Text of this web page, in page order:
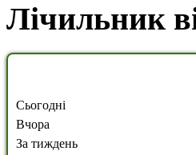
Лічильник
Сьогодні
Вчора
За тиждень